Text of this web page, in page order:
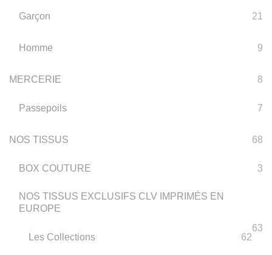
Garçon 21
Homme 9
MERCERIE 8
Passepoils 7
NOS TISSUS 68
BOX COUTURE 3
NOS TISSUS EXCLUSIFS CLV IMPRIMÉS EN
EUROPE
63
Les Collections
62